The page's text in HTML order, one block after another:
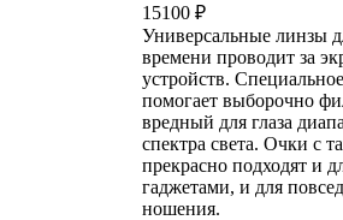
15100 ₽
Универсальные линзы
времени проводит за
устройств.
помогает выборочно
вредный для глаза
спектра света. Очки с
прекрасно подходят и
гаджетами, и для
ношения.